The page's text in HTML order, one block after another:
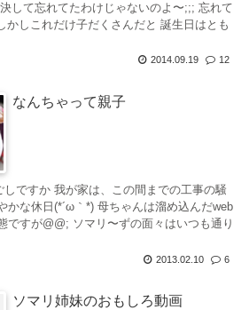
して忘れてたわけじゃないのよ〜;;; 忘れて
しこれだけ子だくさんだと 誕生日はとも
2014.09.19 12
なんちゃって親子
ですか 我が家は、この間までの工事の騒
かな休日(*´ω｀*) 母ちゃんは溜め込んだweb
ですが@@; ソマリ〜ずの面々はいつも通り
2013.02.10 6
ソマリ姉妹のおもしろ動画